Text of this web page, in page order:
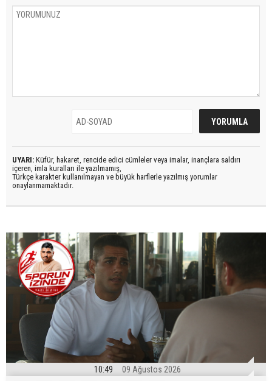
UYARI: Küfür, hakaret, rencide edici cümleler veya imalar, inançlara saldırı
içeren, imla kuralları ile yazılmamış,
Türkçe karakter kullanılmayan ve büyük harflerle yazılmış yorumlar
onaylanmamaktadır.
10:49 09 Ağustos 2026